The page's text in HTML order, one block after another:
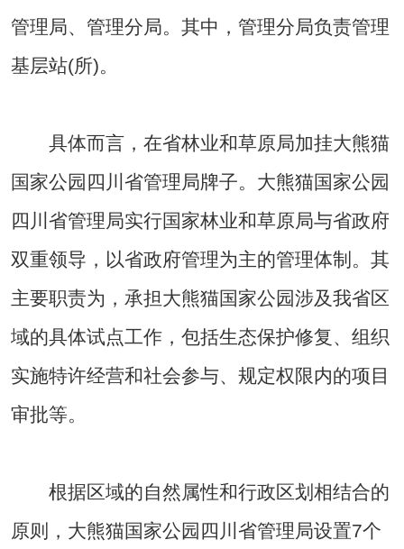
管理局、管理分局。其中，管理分局负责管理
基层站(所)。
具体而言，在省林业和草原局加挂大熊猫
国家公园四川省管理局牌子。大熊猫国家公园
四川省管理局实行国家林业和草原局与省政府
双重领导，以省政府管理为主的管理体制。其
主要职责为，承担大熊猫国家公园涉及我省区
域的具体试点工作，包括生态保护修复、组织
实施特许经营和社会参与、规定权限内的项目
审批等。
根据区域的自然属性和行政区划相结合的
原则，大熊猫国家公园四川省管理局设置7个